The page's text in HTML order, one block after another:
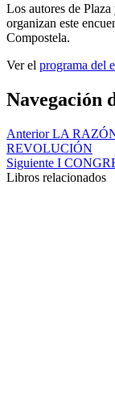
Los autores de Plaza
organizan este
Compostela.
Ver el programa del
Navegación
AnteriorLA
REVOLUCIÓN
Siguiente I
Libros relacionados